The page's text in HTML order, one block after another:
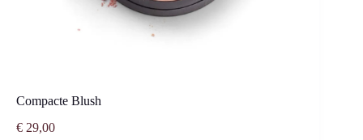
Compacte Blush
€ 29,00